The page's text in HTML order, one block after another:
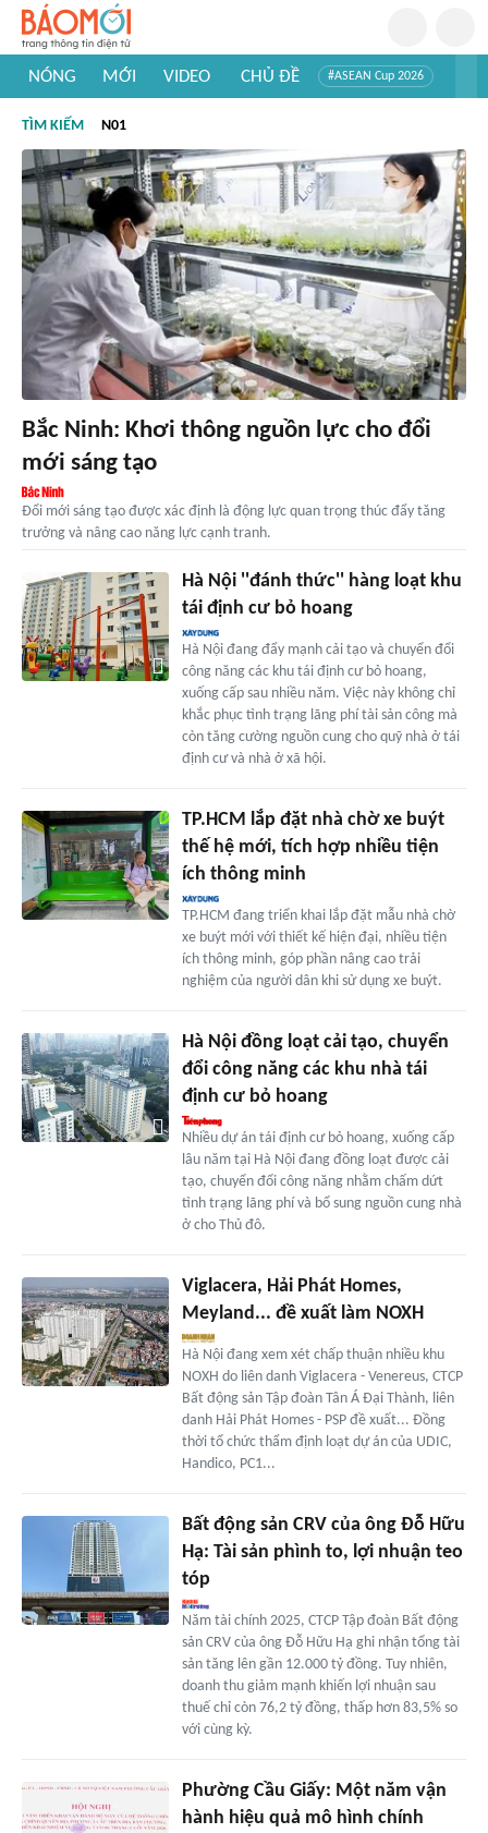
NÓNG MỚI VIDEO CHỦ ĐỀ #ASEAN Cup 2026
#Khám phá thế giới
TÌM KIẾM N01
Bắc Ninh: Khơi thông nguồn lực cho đổi
mới sáng tạo
Đổi mới sáng tạo được xác định là động lực quan trọng thúc đẩy tăng
trưởng và nâng cao năng lực cạnh tranh.
Hà Nội ''đánh thức'' hàng loạt khu
tái định cư bỏ hoang
Hà Nội đang đẩy mạnh cải tạo và chuyển đổi
công năng các khu tái định cư bỏ hoang,
xuống cấp sau nhiều năm. Việc này không chỉ
khắc phục tình trạng lãng phí tài sản công mà
còn tăng cường nguồn cung cho quỹ nhà ở tái
định cư và nhà ở xã hội.
TP.HCM lắp đặt nhà chờ xe buýt
thế hệ mới, tích hợp nhiều tiện
ích thông minh
TP.HCM đang triển khai lắp đặt mẫu nhà chờ
xe buýt mới với thiết kế hiện đại, nhiều tiện
ích thông minh, góp phần nâng cao trải
nghiệm của người dân khi sử dụng xe buýt.
Hà Nội đồng loạt cải tạo, chuyển
đổi công năng các khu nhà tái
định cư bỏ hoang
Nhiều dự án tái định cư bỏ hoang, xuống cấp
lâu năm tại Hà Nội đang đồng loạt được cải
tạo, chuyển đổi công năng nhằm chấm dứt
tình trạng lãng phí và bổ sung nguồn cung nhà
ở cho Thủ đô.
Viglacera, Hải Phát Homes,
Meyland... đề xuất làm NOXH
Hà Nội đang xem xét chấp thuận nhiều khu
NOXH do liên danh Viglacera - Venereus, CTCP
Bất động sản Tập đoàn Tân Á Đại Thành, liên
danh Hải Phát Homes - PSP đề xuất... Đồng
thời tổ chức thẩm định loạt dự án của UDIC,
Handico, PC1...
Bất động sản CRV của ông Đỗ Hữu
Hạ: Tài sản phình to, lợi nhuận teo
tóp
Năm tài chính 2025, CTCP Tập đoàn Bất động
sản CRV của ông Đỗ Hữu Hạ ghi nhận tổng tài
sản tăng lên gần 12.000 tỷ đồng. Tuy nhiên,
doanh thu giảm mạnh khiến lợi nhuận sau
thuế chỉ còn 76,2 tỷ đồng, thấp hơn 83,5% so
với cùng kỳ.
Phường Cầu Giấy: Một năm vận
hành hiệu quả mô hình chính